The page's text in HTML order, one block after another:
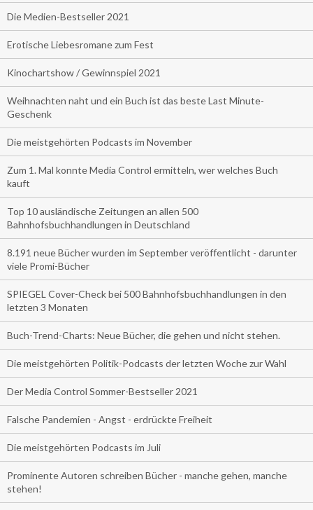
Die Medien-Bestseller 2021
Erotische Liebesromane zum Fest
Kinochartshow / Gewinnspiel 2021
Weihnachten naht und ein Buch ist das beste Last Minute-
Geschenk
Die meistgehörten Podcasts im November
Zum 1. Mal konnte Media Control ermitteln, wer welches Buch
kauft
Top 10 ausländische Zeitungen an allen 500
Bahnhofsbuchhandlungen in Deutschland
8.191 neue Bücher wurden im September veröffentlicht - darunter
viele Promi-Bücher
SPIEGEL Cover-Check bei 500 Bahnhofsbuchhandlungen in den
letzten 3 Monaten
Buch-Trend-Charts: Neue Bücher, die gehen und nicht stehen.
Die meistgehörten Politik-Podcasts der letzten Woche zur Wahl
Der Media Control Sommer-Bestseller 2021
Falsche Pandemien - Angst - erdrückte Freiheit
Die meistgehörten Podcasts im Juli
Prominente Autoren schreiben Bücher - manche gehen, manche
stehen!